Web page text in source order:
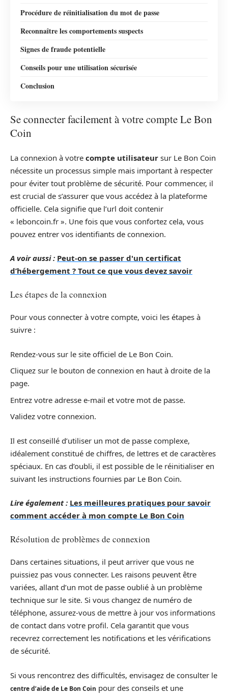
Procédure de réinitialisation du mot de passe
Reconnaître les comportements suspects
Signes de fraude potentielle
Conseils pour une utilisation sécurisée
Conclusion
Se connecter facilement à votre compte Le Bon
Coin
La connexion à votre compte utilisateur sur Le Bon Coin
nécessite un processus simple mais important à respecter
pour éviter tout problème de sécurité. Pour commencer, il
est crucial de s’assurer que vous accédez à la plateforme
officielle. Cela signifie que l’url doit contenir
« leboncoin.fr ». Une fois que vous confortez cela, vous
pouvez entrer vos identifiants de connexion.
A voir aussi : Peut-on se passer d'un certificat
d’hébergement ? Tout ce que vous devez savoir
Les étapes de la connexion
Pour vous connecter à votre compte, voici les étapes à
suivre :
Rendez-vous sur le site officiel de Le Bon Coin.
Cliquez sur le bouton de connexion en haut à droite de la
page.
Entrez votre adresse e-mail et votre mot de passe.
Validez votre connexion.
Il est conseillé d’utiliser un mot de passe complexe,
idéalement constitué de chiffres, de lettres et de caractères
spéciaux. En cas d’oubli, il est possible de le réinitialiser en
suivant les instructions fournies par Le Bon Coin.
Lire également : Les meilleures pratiques pour savoir
comment accéder à mon compte Le Bon Coin
Résolution de problèmes de connexion
Dans certaines situations, il peut arriver que vous ne
puissiez pas vous connecter. Les raisons peuvent être
variées, allant d’un mot de passe oublié à un problème
technique sur le site. Si vous changez de numéro de
téléphone, assurez-vous de mettre à jour vos informations
de contact dans votre profil. Cela garantit que vous
recevrez correctement les notifications et les vérifications
de sécurité.
Si vous rencontrez des difficultés, envisagez de consulter le
centre d’aide de Le Bon Coin pour des conseils et une